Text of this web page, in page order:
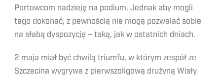
Portowcom nadzieję na podium. Jednak aby mogli
tego dokonać, z pewnością nie mogą pozwalać sobie
na słabą dyspozycję – taką, jak w ostatnich dniach.
2 maja miał być chwilą triumfu, w którym zespół ze
Szczecina wygrywa z pierwszoligową drużyną Wisły